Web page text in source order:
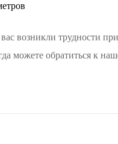
возникли трудности
можете обратиться к